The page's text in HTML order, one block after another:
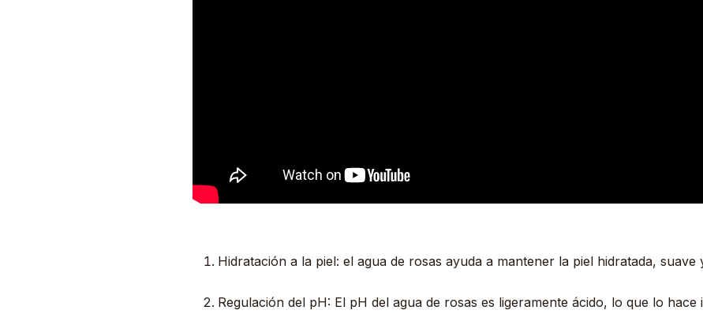
Hidratación a la piel: el agua de rosas ayuda a mantener la piel hidratada, suave
Regulación del pH: El pH del agua de rosas es ligeramente ácido, lo que lo